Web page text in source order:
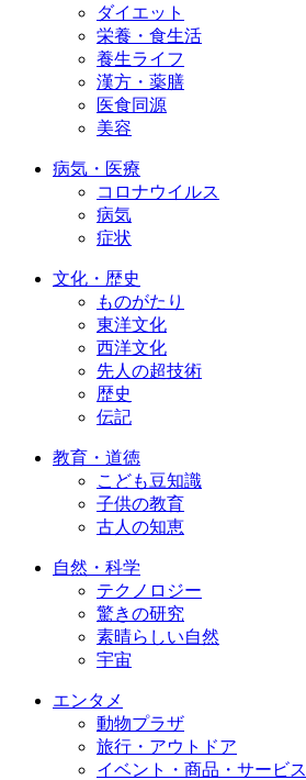
ダイエット
栄養・食生活
養生ライフ
漢方・薬膳
医食同源
美容
病気・医療
コロナウイルス
病気
症状
文化・歴史
ものがたり
東洋文化
西洋文化
先人の超技術
歴史
伝記
教育・道徳
こども豆知識
子供の教育
古人の知恵
自然・科学
テクノロジー
驚きの研究
素晴らしい自然
宇宙
エンタメ
動物プラザ
旅行・アウトドア
イベント・商品・サービス